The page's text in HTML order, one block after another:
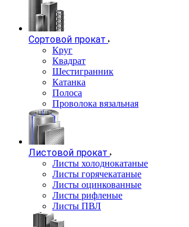
Сортовой прокат
Круг
Квадрат
Шестигранник
Катанка
Полоса
Проволока вязальная
Листовой прокат
Листы холоднокатаные
Листы горячекатаные
Листы оцинкованные
Листы рифленые
Листы ПВЛ